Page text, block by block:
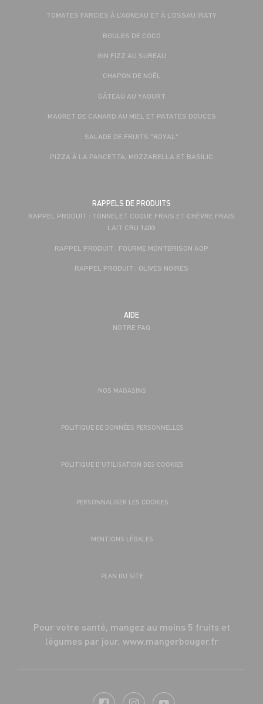
TOMATES FARCIES À L’AGNEAU ET À L’OSSAU IRATY
BOULES DE COCO
GIN FIZZ AU SUREAU
CHAPON DE NOËL
GÂTEAU AU YAOURT
MAGRET DE CANARD AU MIEL ET PATATES DOUCES
SALADE DE FRUITS "ROYAL"
PIZZA À LA PANCETTA, MOZZARELLA ET BASILIC
RAPPELS DE PRODUITS
RAPPEL PRODUIT : TONNELET COQUE FRAIS ET CHÈVRE FRAIS
LAIT CRU 140G
RAPPEL PRODUIT : FOURME MONTBRISON AOP
RAPPEL PRODUIT : OLIVES NOIRES
AIDE
NOTRE FAQ
NOS MAGASINS
POLITIQUE DE DONNÉES PERSONNELLES
POLITIQUE D’UTILISATION DES COOKIES
PERSONNALISER LES COOKIES
MENTIONS LÉGALES
PLAN DU SITE
Pour votre santé, mangez au moins 5 fruits et
légumes par jour. www.mangerbouger.fr